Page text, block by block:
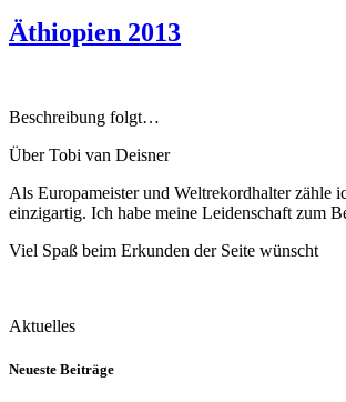
Äthiopien 2013
Beschreibung folgt…
Über Tobi van Deisner
Als Europameister und Weltrekordhalter zähle
einzigartig. Ich habe meine Leidenschaft zum
Viel Spaß beim Erkunden der Seite wünscht
Aktuelles
Neueste Beiträge